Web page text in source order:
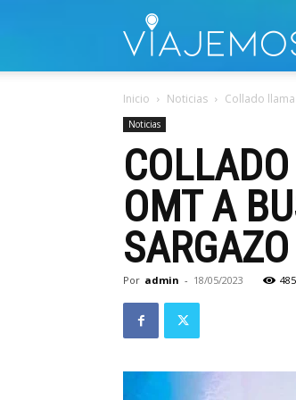
Inicio Noticias Collado
Noticias
OMT A
SARGAZO
Por admin - 18/05/2023 485